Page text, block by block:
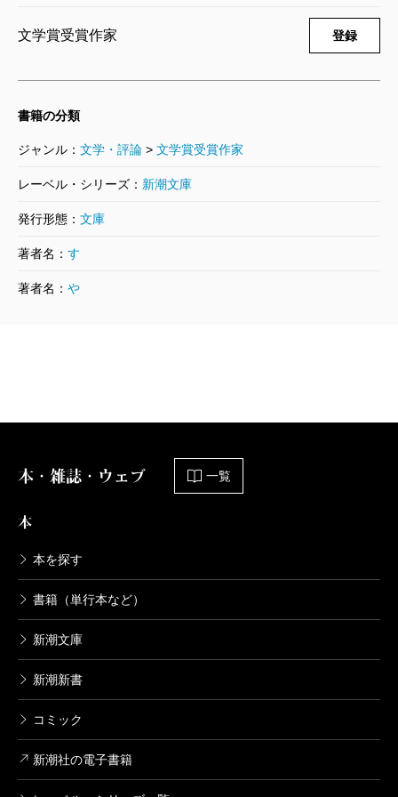
念を持って力強く生きる女性たちを描いた時代小説の
』を読めば明らかでしょう。ただ
周五郎の探偵小説には、愛国心あふれる少年が、海外
に飛び出し日本の敵と戦うという当時の国策に沿った
ず、読者を喜ばせるため全力を尽くした周五郎の姿も
見えてきます。周五郎が戦中に何を想い、それが戦後
の名作にどのような影響を与えたかを知る上でも、
「周五郎少年文庫」は重要な役割を果たすと考えてい
文学賞受賞作家 登録
書籍の分類
ジャンル： 文学・評論 > 文学賞受賞作家
レーベル・シリーズ： 新潮文庫
発行形態： 文庫
著者名： す
著者名： や
本・雑誌・ウェブ 一覧
本
本を探す
書籍（単行本など）
新潮文庫
新潮新書
コミック
新潮社の電子書籍